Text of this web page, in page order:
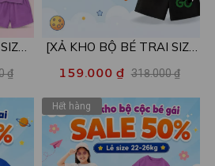
gái
₫
[XẢ KHO BỘ BÉ TRAI SIZE
mẫu - Quần áo bé trai từ 15-
18kg - Loza Kids XB002
159.000 ₫ 318.000 ₫
Hết hàng